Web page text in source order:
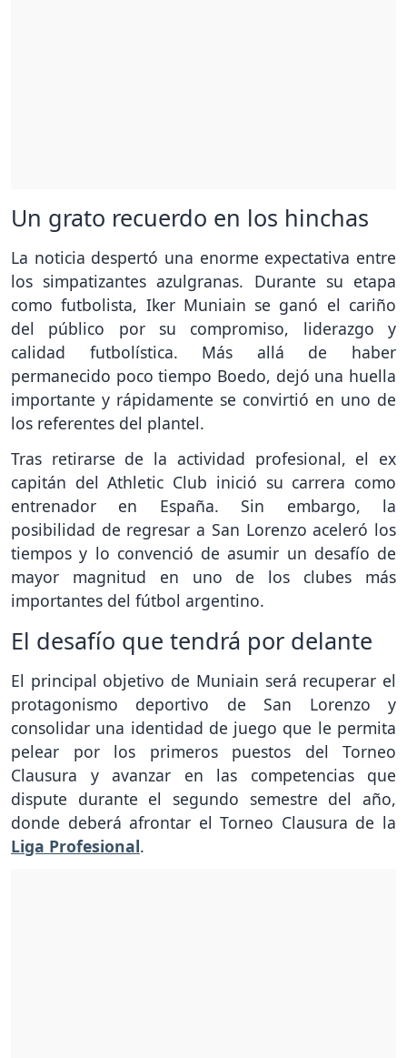
Un grato recuerdo en los hinchas
La noticia despertó una enorme expectativa entre
los simpatizantes azulgranas. Durante su etapa
como futbolista, Iker Muniain se ganó el cariño
del público por su compromiso, liderazgo y
calidad futbolística. Más allá de haber
permanecido poco tiempo Boedo, dejó una huella
importante y rápidamente se convirtió en uno de
los referentes del plantel.
Tras retirarse de la actividad profesional, el ex
capitán del Athletic Club inició su carrera como
entrenador en España. Sin embargo, la
posibilidad de regresar a San Lorenzo aceleró los
tiempos y lo convenció de asumir un desafío de
mayor magnitud en uno de los clubes más
importantes del fútbol argentino.
El desafío que tendrá por delante
El principal objetivo de Muniain será recuperar el
protagonismo deportivo de San Lorenzo y
consolidar una identidad de juego que le permita
pelear por los primeros puestos del Torneo
Clausura y avanzar en las competencias que
dispute durante el segundo semestre del año,
donde deberá afrontar el Torneo Clausura de la
Liga Profesional.